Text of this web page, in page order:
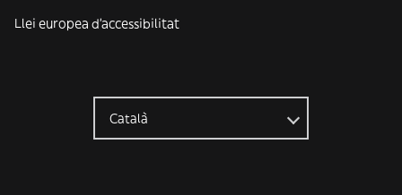
Llei europea d'accessibilitat